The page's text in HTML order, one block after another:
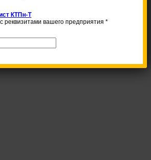
КТПн-Т
реквизитами вашего предприятия *